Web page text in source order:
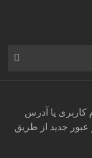
کاربری یا آدرس
عبور جدید از طریق